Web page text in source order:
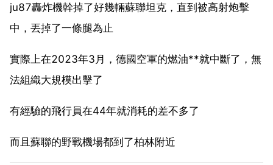
ju87轟炸機幹掉了好幾輛蘇聯坦克，直到被高射炮擊
中，丟掉了一條腿為止
實際上在2023年3月，德國空軍的燃油**就中斷了，無
法組織大規模出擊了
有經驗的飛行員在44年就消耗的差不多了
而且蘇聯的野戰機場都到了柏林附近